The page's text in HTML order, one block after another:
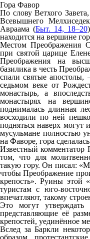
Гора Фавор
По слову Ветхого
Всевышнего
Авраама (Быт. 14, 18–20
находится на вершине
Местом Преображения
при святой царице
Преображения на
базилика в честь
спали святые
седьмом веке от
монастырь, а
монастырях на
поднималась длинная
восходили по ней
подняться наверх
мусульмане полностью
на Фаворе, гора
Известный комментатор
том, что для
такую гору. Он писал:
чтобы Преображение
крепость». Руины этой
туристам с юго-
впечатляют, такому
Это могут
представляющие её
крепостей, уединённое
Вслед за Баркли
образом